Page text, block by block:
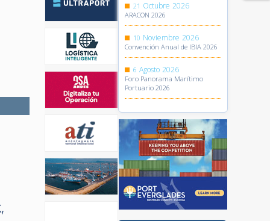
21 Octubre 2026
ARACON 2026
10 Noviembre 2026
Convención Anual de IBIA 2026
6 Agosto 2026
Foro Panorama Marítimo
Portuario 2026